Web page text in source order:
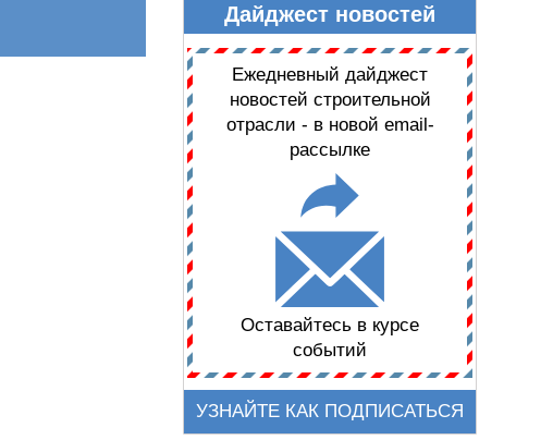
ДАЙДЖЕСТ НОВОСТЕЙДайджест новостей
Ежедневный дайджест
новостей строительной
отрасли - в новой email-
рассылке
Оставайтесь в курсе
событий
УЗНАЙТЕ КАК ПОДПИСАТЬСЯ